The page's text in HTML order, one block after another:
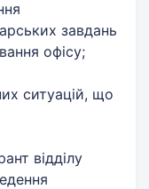
завдань
офісу;
ситуацій, що
відділу